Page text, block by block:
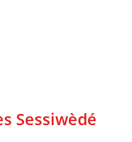
Sessiwèdé